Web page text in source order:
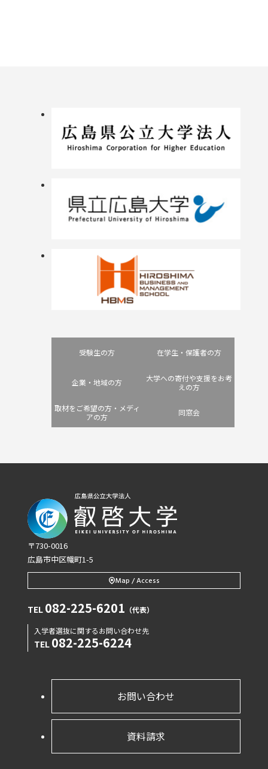
受験生の方 在学生・保護者の方
企業・地域の方
大学への寄付や支援をお考
えの方
取材をご希望の方・メディ
アの方
同窓会
〒730-0016
広島市中区幟町1-5
Map / Access
TEL 082-225-6201 （代表）
入学者選抜に関するお問い合わせ先
TEL 082-225-6224
お問い合わせ
資料請求